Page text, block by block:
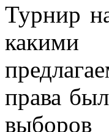
Турнир
какими
права